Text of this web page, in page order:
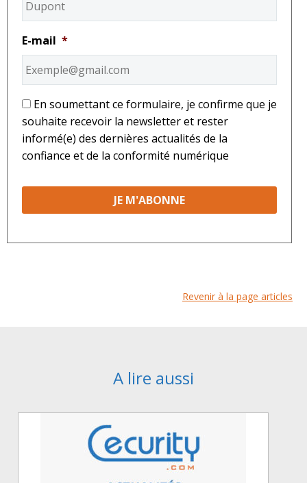
E-mail *
* En soumettant ce formulaire, je confirme que je
souhaite recevoir la newsletter et rester
informé(e) des dernières actualités de la
confiance et de la conformité numérique
Revenir à la page articles
A lire aussi